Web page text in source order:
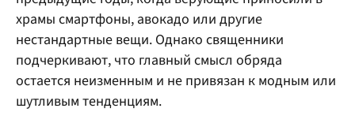
храмы смартфоны, авокадо или другие
нестандартные вещи. Однако священники
подчеркивают, что главный смысл обряда
остается неизменным и не привязан к модным или
шутливым тенденциям.